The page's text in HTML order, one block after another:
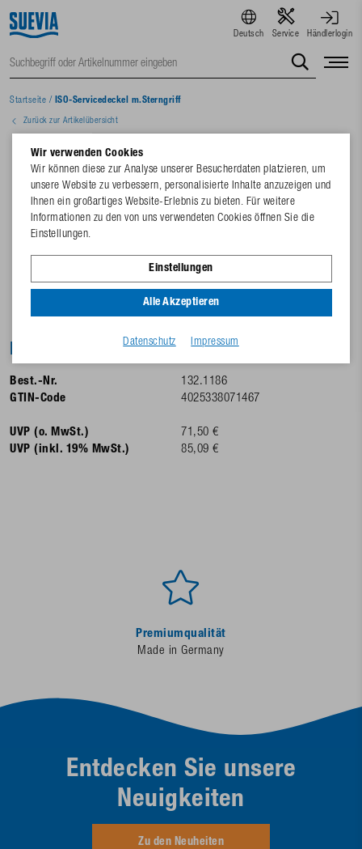
Deutsch Service Händlerlogin
Startseite / ISO-Servicedeckel m.Sterngriff
Zurück zur Artikelübersicht
ISO-Servicedeckel m.Sterngriff
Best.-Nr.
132.1186
GTIN-Code
4025338071467
UVP (o. MwSt.)
71,50 €
UVP (inkl. 19% MwSt.)
85,09 €
Premiumqualität
Made in Germany
Entdecken Sie unsere
Neuigkeiten
Zu den Neuheiten
Wir verwenden Cookies
Wir können diese zur Analyse unserer Besucherdaten platzieren, um
unsere Website zu verbessern, personalisierte Inhalte anzuzeigen und
Ihnen ein großartiges Website-Erlebnis zu bieten. Für weitere
Informationen zu den von uns verwendeten Cookies öffnen Sie die
Einstellungen.
Einstellungen
Alle Akzeptieren
Datenschutz Impressum